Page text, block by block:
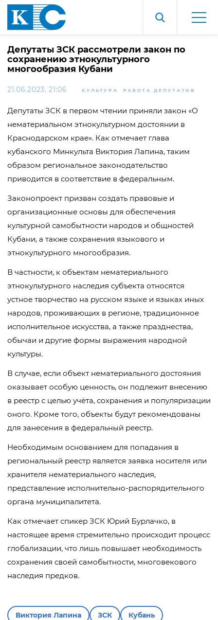
Депутаты ЗСК рассмотрели закон по
сохранению этнокультурного
многообразия Кубани
21.06.2023, 21:06 КУЛЬТУРА РАБОТА ДЕПУТАТОВ
Депутаты ЗСК в первом чтении приняли закон «О
нематериальном этнокультурном достоянии в
Краснодарском крае». Как отмечает глава
кубанского Минкульта Виктория Лапина, таким
образом региональное законодательство
приводится в соответствие в федеральным.
Законопроект призван создать правовые и
организационные основы для обеспечения
культурной самобытности народов и общностей
Кубани, а также сохранения языкового и
этнокультурного многообразия.
В частности, к объектам нематериального
этнокультурного наследия субъекта относятся
устное творчество на русском языке и языках иных
народов, проживающих в регионе, традиционное
исполнительное искусства, а также празднества,
обычаи и другие формы выражения народной
культуры.
В случае, если объект нематериального достояния
оказывает особую ценность, он подлежит внесению
в реестр с целью учёта, сохранения и популяризации
оного. Кроме того, объекты будут рекомендованы
для занесения в федеральный реестр.
Необходимым основанием для попадания в
региональный реестр является заявка носителя или
хранителя нематериального наследия,
представление исполнительно-распорядительного
органа муниципалитета.
Как отмечает спикер ЗСК Юрий Бурлачко, в
настоящее время стремительно происходит процесс
глобализации, что лишь повышает необходимость
сохранения своей самобытности, многовекового
наследия предков.
Виктория Лапина ЗСК Кубань